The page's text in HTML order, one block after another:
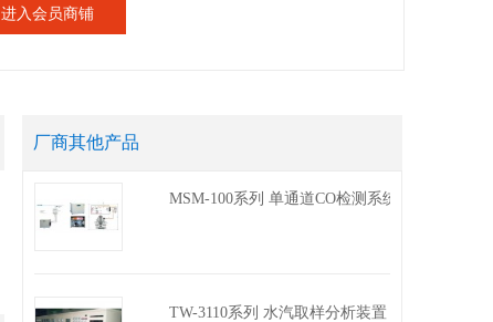
进入会员商铺
厂商其他产品
MSM-100系列 单通道CO检测系统
TW-3110系列 水汽取样分析装置